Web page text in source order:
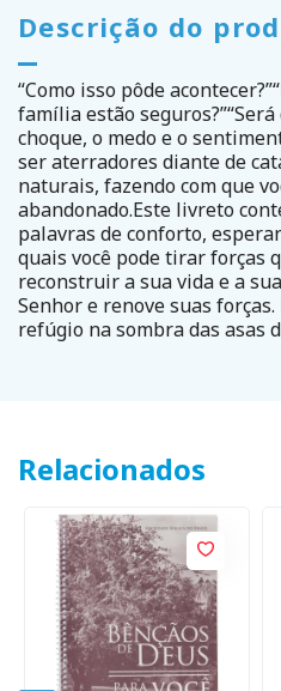
Descrição do
“Como isso pôde
família estão
choque, o medo e o
ser aterradores diante de
naturais, fazendo com que
abandonado.Este livreto
palavras de conforto,
quais você pode tirar forças
reconstruir a sua vida e a
Senhor e renove suas
refúgio na sombra das asas
Relacionados